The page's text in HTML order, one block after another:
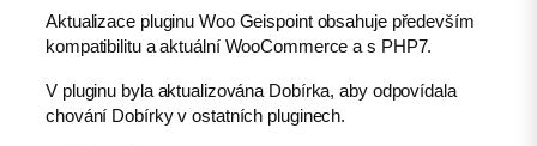
Aktualizace pluginu Woo Geispoint obsahuje především
kompatibilitu a aktuální WooCommerce a s PHP7.
V pluginu byla aktualizována Dobírka, aby odpovídala
chování Dobírky v ostatních pluginech.